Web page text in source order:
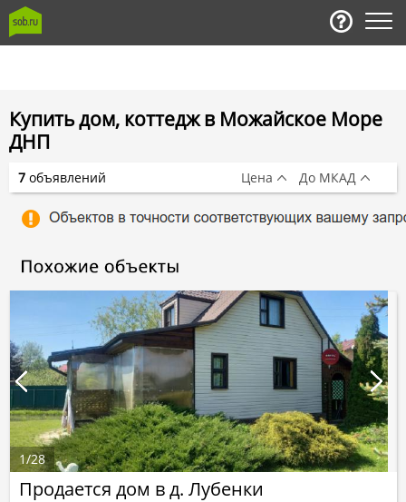
Купить дом, коттедж в Можайское Море
ДНП
Продается дом в д. Лубенки
1/28
7 объявлений Цена До МКАД